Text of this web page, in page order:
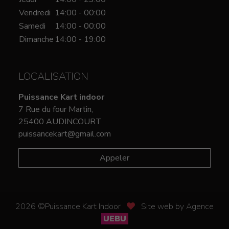
Vendredi 14:00 - 00:00
Samedi
14:00 - 00:00
Dimanche 14:00 - 19:00
LOCALISATION
Puissance Kart indoor
7 Rue du four Martin,
25400 AUDINCOURT
puissancekart@gmail.com
Appeler
2026 ©Puissance Kart Indoor
Site web by Agence
UEBU